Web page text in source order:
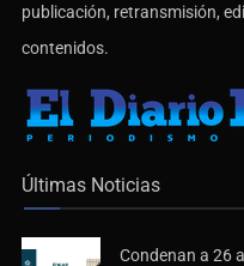
publicación, retransmisión,
contenidos.
Últimas Noticias
Condenan a 26